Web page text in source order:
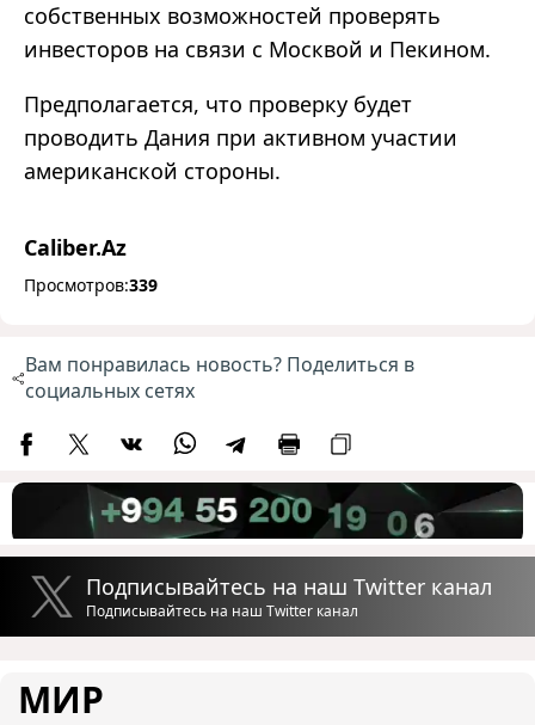
собственных возможностей проверять
инвесторов на связи с Москвой и Пекином.
Предполагается, что проверку будет
проводить Дания при активном участии
американской стороны.
Caliber.Az
Просмотров:339
Вам понравилась новость? Поделиться в
социальных сетях
Подписывайтесь на наш Twitter канал
Подписывайтесь на наш Twitter канал
МИР